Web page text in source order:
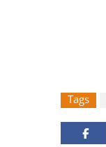
Tags